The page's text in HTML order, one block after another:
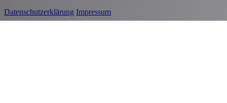
Datenschutzerklärung Impressum